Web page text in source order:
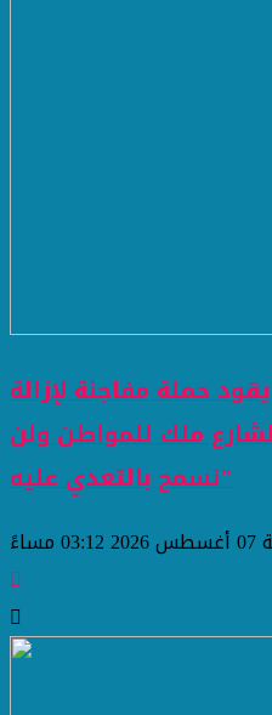
حملة مفاجئة لإزالة
ملك للمواطن ولن
نسمح بالتعدي عليه"